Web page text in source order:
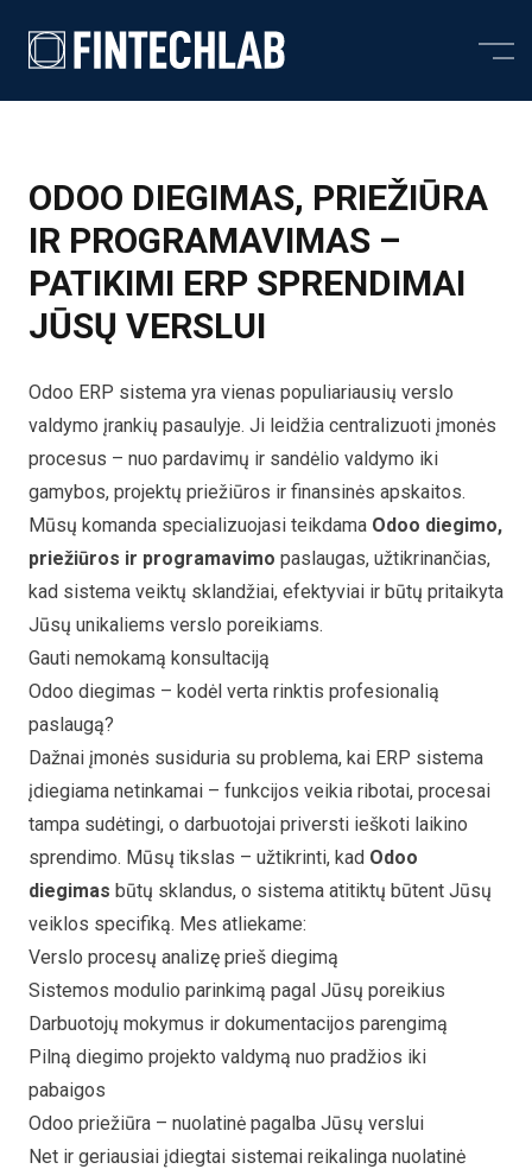
ODOO DIEGIMAS, PRIEŽIŪRA
IR PROGRAMAVIMAS –
PATIKIMI ERP SPRENDIMAI
JŪSŲ VERSLUI
Odoo ERP sistema yra vienas populiariausių verslo
valdymo įrankių pasaulyje. Ji leidžia centralizuoti įmonės
procesus – nuo pardavimų ir sandėlio valdymo iki
gamybos, projektų priežiūros ir finansinės apskaitos.
Mūsų komanda specializuojasi teikdama Odoo diegimo,
priežiūros ir programavimo paslaugas, užtikrinančias,
kad sistema veiktų sklandžiai, efektyviai ir būtų pritaikyta
Jūsų unikaliems verslo poreikiams.
Gauti nemokamą konsultaciją
Odoo diegimas – kodėl verta rinktis profesionalią
paslaugą?
Dažnai įmonės susiduria su problema, kai ERP sistema
įdiegiama netinkamai – funkcijos veikia ribotai, procesai
tampa sudėtingi, o darbuotojai priversti ieškoti laikino
sprendimo. Mūsų tikslas – užtikrinti, kad Odoo
diegimas būtų sklandus, o sistema atitiktų būtent Jūsų
veiklos specifiką. Mes atliekame:
Verslo procesų analizę prieš diegimą
Sistemos modulio parinkimą pagal Jūsų poreikius
Darbuotojų mokymus ir dokumentacijos parengimą
Pilną diegimo projekto valdymą nuo pradžios iki
pabaigos
Odoo priežiūra – nuolatinė pagalba Jūsų verslui
Net ir geriausiai įdiegtai sistemai reikalinga nuolatinė